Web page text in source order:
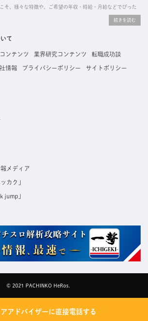
そ、様々な特徴や、ご希望の年収・時給・月給などでぴった
約法人様から寄せられた正規の求人情報です。応募いただい
くためスムーズに転職・復職できます。
て
ンテンツ 業界研究コンテンツ 転職成功談
情報 プライバシーポリシー サイトポリシー
メディア
カク」
jump」
© 2021 PACHINKO HeRos.
アドバイザーに直接電話する